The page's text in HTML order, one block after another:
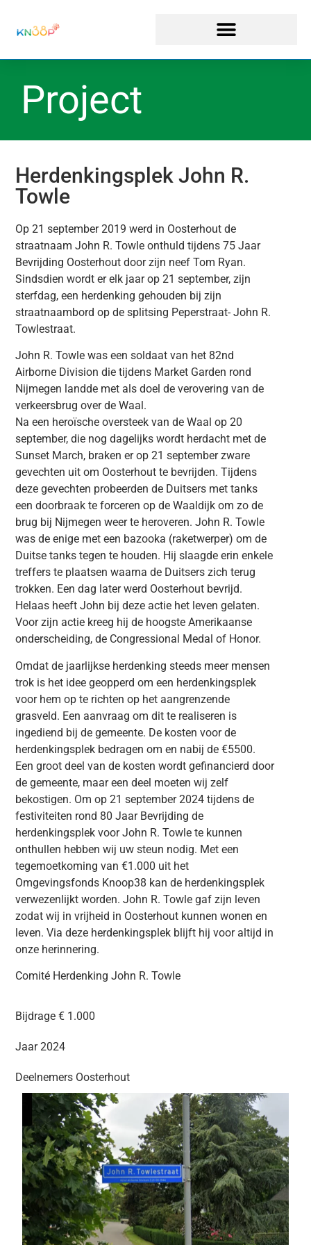
Project
Herdenkingsplek John R.
Towle
Op 21 september 2019 werd in Oosterhout de
straatnaam John R. Towle onthuld tijdens 75 Jaar
Bevrijding Oosterhout door zijn neef Tom Ryan.
Sindsdien wordt er elk jaar op 21 september, zijn
sterfdag, een herdenking gehouden bij zijn
straatnaambord op de splitsing Peperstraat- John R.
Towlestraat.
John R. Towle was een soldaat van het 82nd
Airborne Division die tijdens Market Garden rond
Nijmegen landde met als doel de verovering van de
verkeersbrug over de Waal.
Na een heroïsche oversteek van de Waal op 20
september, die nog dagelijks wordt herdacht met de
Sunset March, braken er op 21 september zware
gevechten uit om Oosterhout te bevrijden. Tijdens
deze gevechten probeerden de Duitsers met tanks
een doorbraak te forceren op de Waaldijk om zo de
brug bij Nijmegen weer te heroveren. John R. Towle
was de enige met een bazooka (raketwerper) om de
Duitse tanks tegen te houden. Hij slaagde erin enkele
treffers te plaatsen waarna de Duitsers zich terug
trokken. Een dag later werd Oosterhout bevrijd.
Helaas heeft John bij deze actie het leven gelaten.
Voor zijn actie kreeg hij de hoogste Amerikaanse
onderscheiding, de Congressional Medal of Honor.
Omdat de jaarlijkse herdenking steeds meer mensen
trok is het idee geopperd om een herdenkingsplek
voor hem op te richten op het aangrenzende
grasveld. Een aanvraag om dit te realiseren is
ingediend bij de gemeente. De kosten voor de
herdenkingsplek bedragen om en nabij de €5500.
Een groot deel van de kosten wordt gefinancierd door
de gemeente, maar een deel moeten wij zelf
bekostigen. Om op 21 september 2024 tijdens de
festiviteiten rond 80 Jaar Bevrijding de
herdenkingsplek voor John R. Towle te kunnen
onthullen hebben wij uw steun nodig. Met een
tegemoetkoming van €1.000 uit het
Omgevingsfonds Knoop38 kan de herdenkingsplek
verwezenlijkt worden. John R. Towle gaf zijn leven
zodat wij in vrijheid in Oosterhout kunnen wonen en
leven. Via deze herdenkingsplek blijft hij voor altijd in
onze herinnering.
Comité Herdenking John R. Towle
Bijdrage € 1.000
Jaar 2024
Deelnemers Oosterhout